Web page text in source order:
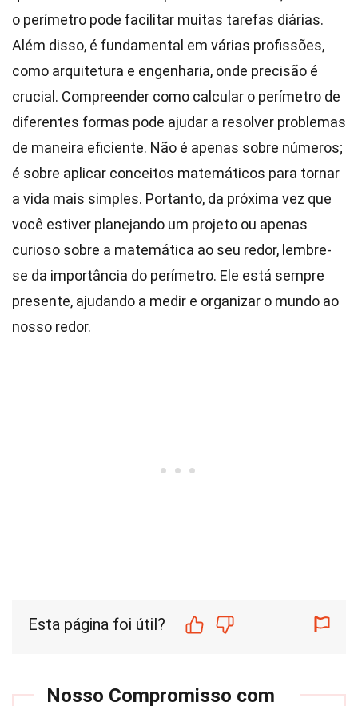
o perímetro pode facilitar muitas tarefas diárias.
Além disso, é fundamental em várias profissões,
como arquitetura e engenharia, onde precisão é
crucial. Compreender como calcular o perímetro de
diferentes formas pode ajudar a resolver problemas
de maneira eficiente. Não é apenas sobre números;
é sobre aplicar conceitos matemáticos para tornar
a vida mais simples. Portanto, da próxima vez que
você estiver planejando um projeto ou apenas
curioso sobre a matemática ao seu redor, lembre-
se da importância do perímetro. Ele está sempre
presente, ajudando a medir e organizar o mundo ao
nosso redor.
Esta página foi útil?
Nosso Compromisso com